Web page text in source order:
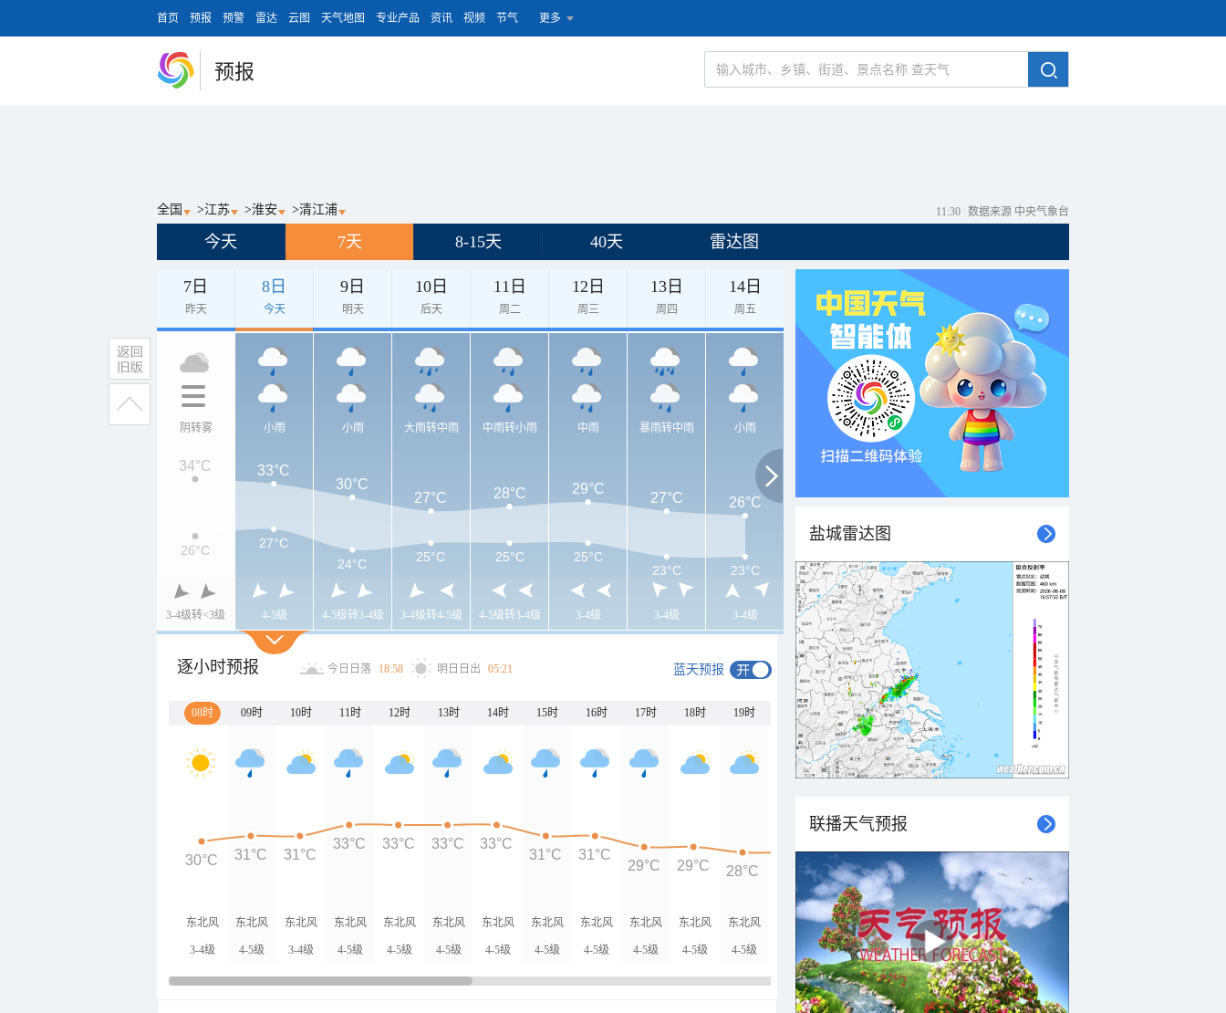
首页 预报 预警 雷达 云图 天气地图 专业产品 资讯 视频 节气 更多
预报
全国 >江苏 >淮安 >清江浦 11:30 数据来源 中央气象台
今天 7天 8-15天 40天 雷达图
7日
昨天
8日
今天
9日
明天
10日
后天
11日
周二
12日
周三
13日
周四
14日
周五
阴转雾
3-4级转<3级
小雨
4-5级
小雨
4-5级转3-4级
大雨转中雨
3-4级转4-5级
中雨转小雨
4-5级转3-4级
中雨
3-4级
暴雨转中雨
3-4级
小雨
3-4级
34°C
33°C
30°C
27°C
28°C 29°C
27°C 26°C
26°C
27°C
24°C
25°C 25°C
25°C
23°C
23°C
逐小时预报 今日日落 18:58 明日日出 05:21 蓝天预报
08时 09时 10时 11时 12时 13时 14时 15时 16时 17时 18时 19时 20时 21时 22时 23时 01时
东北风
3-4级
东北风
4-5级
东北风
3-4级
东北风
4-5级
东北风
4-5级
东北风
4-5级
东北风
4-5级
东北风
4-5级
东北风
4-5级
东北风
4-5级
东北风
4-5级
东北风
4-5级
东北风
4-5级
东北风
4-5级
东北风
4-5级
东北风
3-4级
东北风
4-5级
东北风
30°C 31°C 31°C
33°C 33°C 33°C 33°C
31°C 31°C
29°C 29°C 28°C 28°C 28°C 28°C 28°C 27°C 27°C
盐城雷达图
联播天气预报